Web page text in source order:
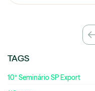
TAGS
10º Seminário SP Export